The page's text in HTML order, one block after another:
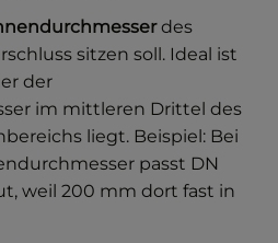
des
sitzen soll. Ideal ist
der
im mittleren Drittel des
liegt. Beispiel: Bei
passt DN
weil 200 mm dort fast in